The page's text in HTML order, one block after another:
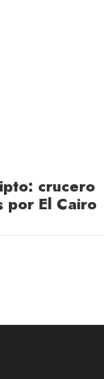
crucero
por El Cairo